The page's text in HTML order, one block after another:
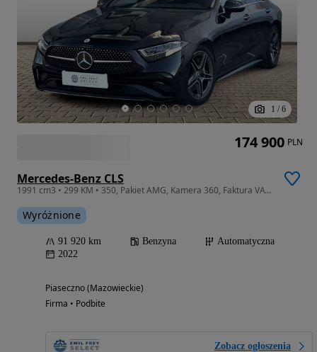
1 / 6
Mercedes-Benz CLS
1991 cm3 • 299 KM • 350, Pakiet AMG, Kamera 360, Faktura VAT-Marża, Emil Frey Select
Wyróżnione
91 920 km Benzyna
Automatyczna
2022
Piaseczno (Mazowieckie)
Firma • Podbite
Zobacz ogłoszenia
174 900 PLN